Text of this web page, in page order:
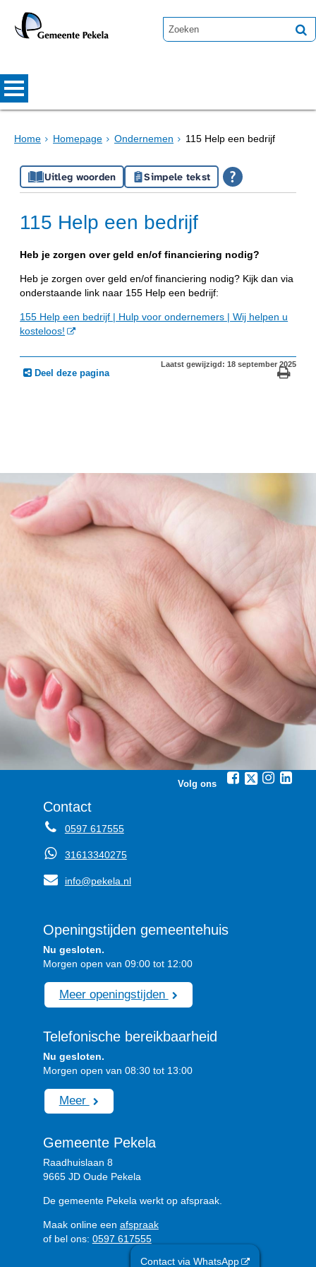
Contact via WhatsApp
Home Homepage Ondernemen 115 Help een bedrijf
Uitleg woorden Simpele tekst
115 Help een bedrijf
Heb je zorgen over geld en/of financiering nodig?
Heb je zorgen over geld en/of financiering nodig? Kijk dan via
onderstaande link naar 155 Help een bedrijf:
155 Help een bedrijf | Hulp voor ondernemers | Wij helpen u
kosteloos!
Deel deze pagina
Laatst gewijzigd: 18 september 2025
Volg ons
Contact
0597 617555
31613340275
info@pekela.nl
Openingstijden gemeentehuis
Nu gesloten.
Morgen open van 09:00 tot 12:00
Meer openingstijden
Telefonische bereikbaarheid
Nu gesloten.
Morgen open van 08:30 tot 13:00
Meer
Gemeente Pekela
Raadhuislaan 8
9665 JD Oude Pekela
De gemeente Pekela werkt op afspraak.
Maak online een afspraak
of bel ons: 0597 617555